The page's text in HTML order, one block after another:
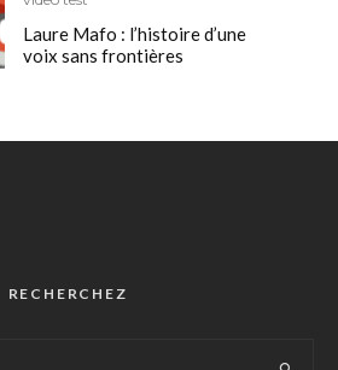
Laure Mafo : l’histoire d’une
voix sans frontières
RECHERCHEZ